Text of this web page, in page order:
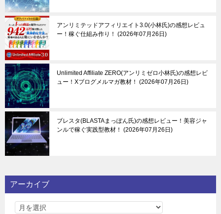
アンリミテッドアフィリエイト3.0(小林氏)の感想レビュ
ー！稼ぐ仕組み作り！
2026年07月26日
Unlimited Affiliate ZERO(アンリミゼロ小林氏)の感想レビ
ュー！Xブログメルマガ教材！
2026年07月26日
ブレスタ(BLASTAまっぽん氏)の感想レビュー！美容ジャ
ンルで稼ぐ実践型教材！
2026年07月26日
アーカイブ